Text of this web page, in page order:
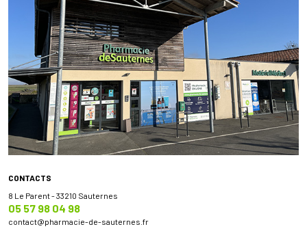
CONTACTS
8 Le Parent - 33210 Sauternes
05 57 98 04 98
contact@pharmacie-de-sauternes.fr